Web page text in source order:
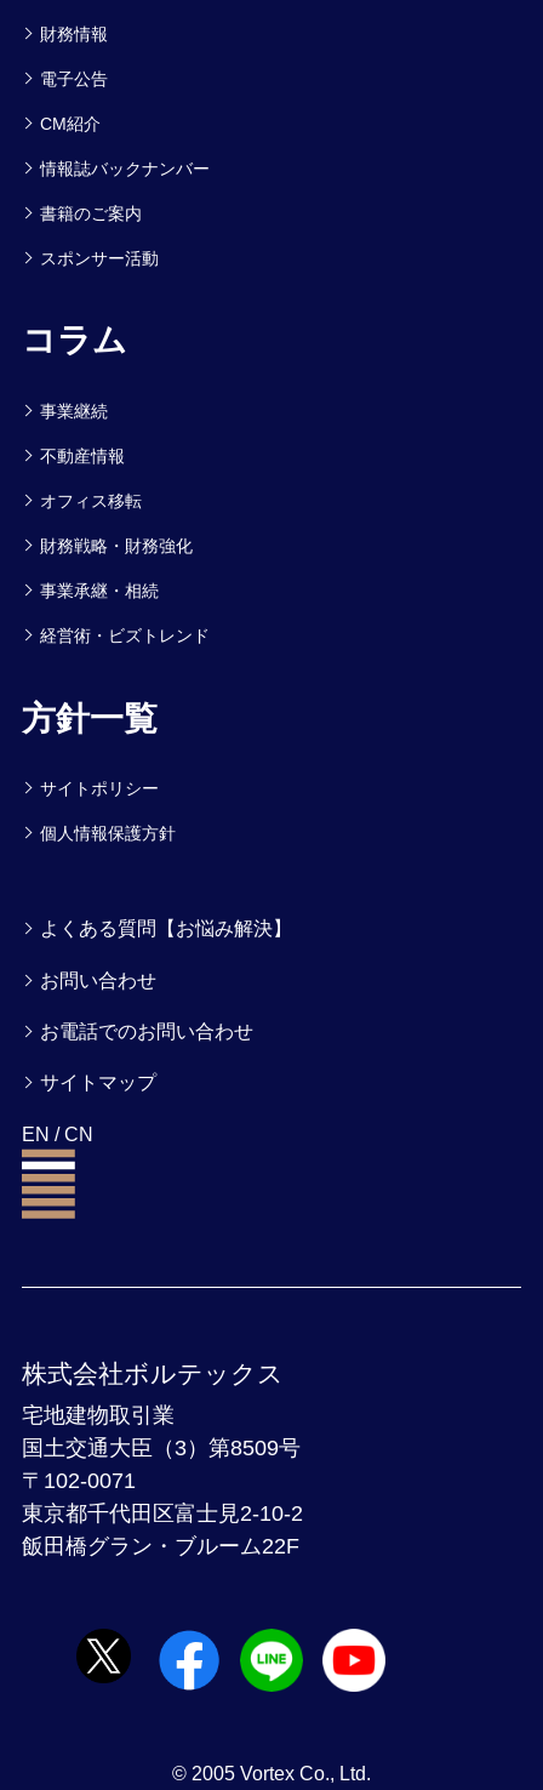
財務情報
電子公告
CM紹介
情報誌バックナンバー
書籍のご案内
スポンサー活動
コラム
事業継続
不動産情報
オフィス移転
財務戦略・財務強化
事業承継・相続
経営術・ビズトレンド
方針一覧
サイトポリシー
個人情報保護方針
よくある質問【お悩み解決】
お問い合わせ
お電話でのお問い合わせ
サイトマップ
EN /CN
株式会社ボルテックス
宅地建物取引業
国土交通大臣（3）第8509号
〒102-0071
東京都千代田区富士見2-10-2
飯田橋グラン・ブルーム22F
© 2005 Vortex Co., Ltd.